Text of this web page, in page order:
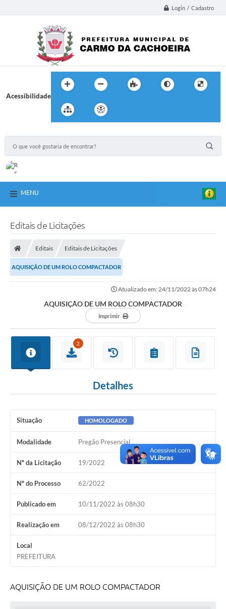
Login / Cadastro
Acessibilidade
MENU
Editais de Licitações
Editais Editais de Licitações
AQUISIÇÃO DE UM ROLO COMPACTADOR
Atualizado em: 24/11/2022 às 07h24
AQUISIÇÃO DE UM ROLO COMPACTADOR
Imprimir
2
Detalhes
Situação HOMOLOGADO
Modalidade Pregão Presencial
Nº da Licitação 19/2022
Nº do Processo 62/2022
Publicado em 10/11/2022 às 08h30
Realização em 08/12/2022 às 08h30
Local
PREFEITURA
AQUISIÇÃO DE UM ROLO COMPACTADOR